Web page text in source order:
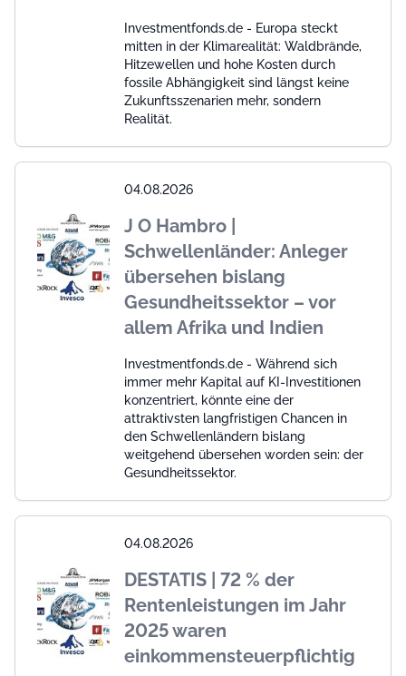
Investmentfonds.de - Europa steckt
mitten in der Klimarealität: Waldbrände,
Hitzewellen und hohe Kosten durch
fossile Abhängigkeit sind längst keine
Zukunftsszenarien mehr, sondern
Realität.
04.08.2026
J O Hambro |
Schwellenländer: Anleger
übersehen bislang
Gesundheitssektor – vor
allem Afrika und Indien
Investmentfonds.de - Während sich
immer mehr Kapital auf KI-Investitionen
konzentriert, könnte eine der
attraktivsten langfristigen Chancen in
den Schwellenländern bislang
weitgehend übersehen worden sein: der
Gesundheitssektor.
04.08.2026
DESTATIS | 72 % der
Rentenleistungen im Jahr
2025 waren
einkommensteuerpflichtig